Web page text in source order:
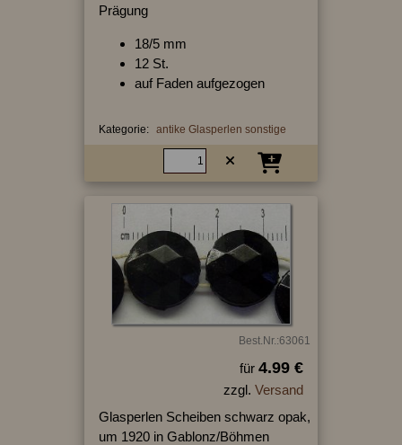
Prägung
18/5 mm
12 St.
auf Faden aufgezogen
Kategorie: antike Glasperlen sonstige
Best.Nr.:63061
für 4.99 €
zzgl. Versand
Glasperlen Scheiben schwarz opak,
um 1920 in Gablonz/Böhmen